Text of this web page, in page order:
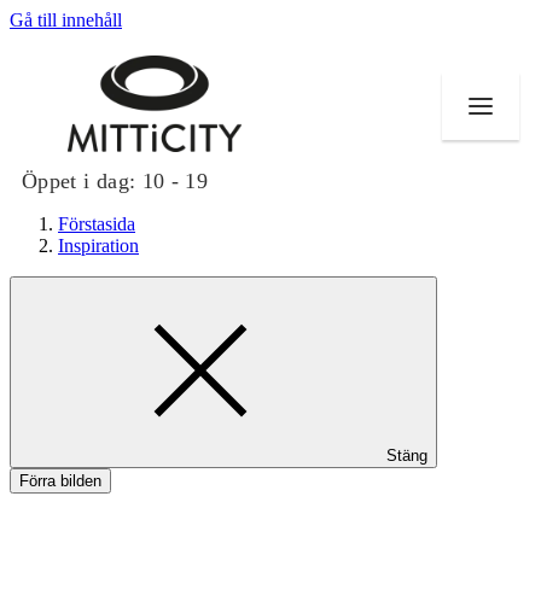
Gå till innehåll
Öppet i dag: 10 - 19
Evenemang
Inspiration
Förstasida
Inspiration
Stäng
Förra bilden